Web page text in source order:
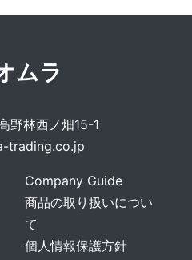
ムラ
野林西ノ畑15-1
trading.co.jp
Company Guide
商品の取り扱いについ
て
個人情報保護方針